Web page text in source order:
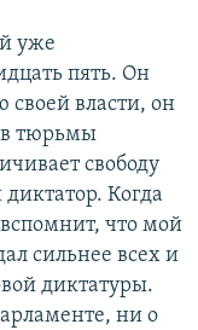
уже
пять. Он
власти, он
в тюрьмы
свободу
Когда
что мой
сильнее всех и
диктатуры.
ни о